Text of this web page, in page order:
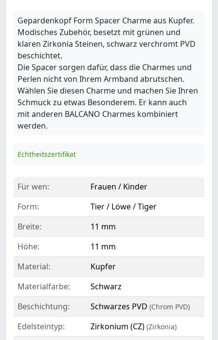
Gepardenkopf Form Spacer Charme aus Kupfer.
Modisches Zubehör, besetzt mit grünen und
klaren Zirkonia Steinen, schwarz verchromt PVD
beschichtet.
Die Spacer sorgen dafür, dass die Charmes und
Perlen nicht von Ihrem Armband abrutschen.
Wählen Sie diesen Charme und machen Sie Ihren
Schmuck zu etwas Besonderem. Er kann auch
mit anderen BALCANO Charmes kombiniert
werden.
Echtheitszertifikat
Für wen:
Frauen / Kinder
Form:
Tier / Löwe / Tiger
Breite:
11 mm
Höhe:
11 mm
Material:
Kupfer
Materialfarbe:
Schwarz
Beschichtung:
Schwarzes PVD (Chrom PVD)
Edelsteintyp: Zirkonium (CZ) (Zirkonia)